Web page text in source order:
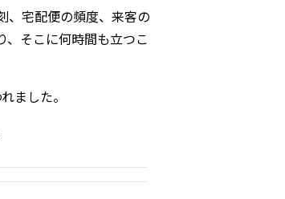
、宅配便の頻度、来客の
そこに何時間も立つこ
ました。